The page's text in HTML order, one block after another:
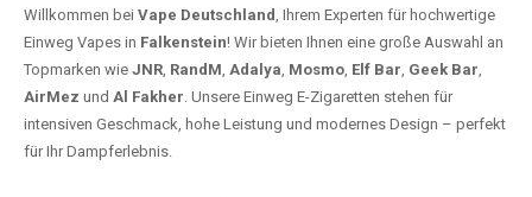
Willkommen bei Vape Deutschland, Ihrem Experten für hochwertige
Einweg Vapes in Falkenstein! Wir bieten Ihnen eine große Auswahl an
Topmarken wie JNR, RandM, Adalya, Mosmo, Elf Bar, Geek Bar,
AirMez und Al Fakher. Unsere Einweg E-Zigaretten stehen für
intensiven Geschmack, hohe Leistung und modernes Design – perfekt
für Ihr Dampferlebnis.